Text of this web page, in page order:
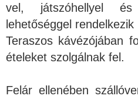
vel, játszóhellyel és
lehetőséggel rendelkezik
Teraszos kávézójában
ételeket szolgálnak fel.
Felár ellenében